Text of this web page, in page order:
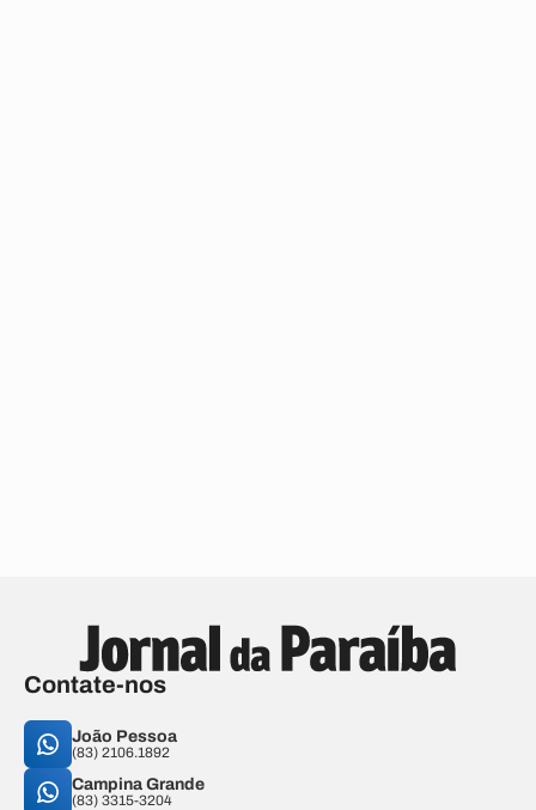
Contate-nos
João Pessoa
(83) 2106.1892
Campina Grande
(83) 3315-3204